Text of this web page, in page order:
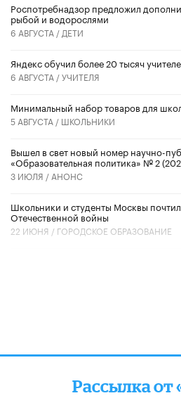
Роспотребнадзор предложил
рыбой и водорослями
6 АВГУСТА / ДЕТИ
​Яндекс обучил более 20 тысяч
6 АВГУСТА /УЧИТЕЛЯ
Минимальный набор товаров для
5 АВГУСТА / ШКОЛЬНИКИ
Вышел в свет новый номер научно-
«Образовательная политика» № 2
3 ИЮЛЯ / АНОНС
Школьники и студенты Москвы
Отечественной войны
22 ИЮНЯ / ГОРОДСКОЕ ОБРАЗОВАНИЕ
Рассылка от